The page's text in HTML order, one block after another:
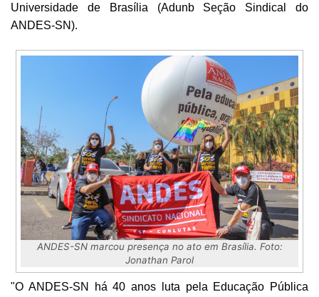
Universidade de Brasília (Adunb Seção Sindical do
ANDES-SN).
ANDES-SN marcou presença no ato em Brasília. Foto:
Jonathan Parol
"O ANDES-SN há 40 anos luta pela Educação Pública